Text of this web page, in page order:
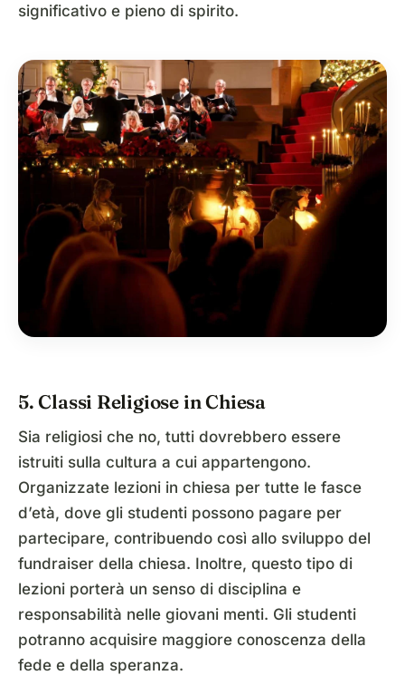
significativo e pieno di spirito.
5. Classi Religiose in Chiesa
Sia religiosi che no, tutti dovrebbero essere
istruiti sulla cultura a cui appartengono.
Organizzate lezioni in chiesa per tutte le fasce
d’età, dove gli studenti possono pagare per
partecipare, contribuendo così allo sviluppo del
fundraiser della chiesa. Inoltre, questo tipo di
lezioni porterà un senso di disciplina e
responsabilità nelle giovani menti. Gli studenti
potranno acquisire maggiore conoscenza della
fede e della speranza.